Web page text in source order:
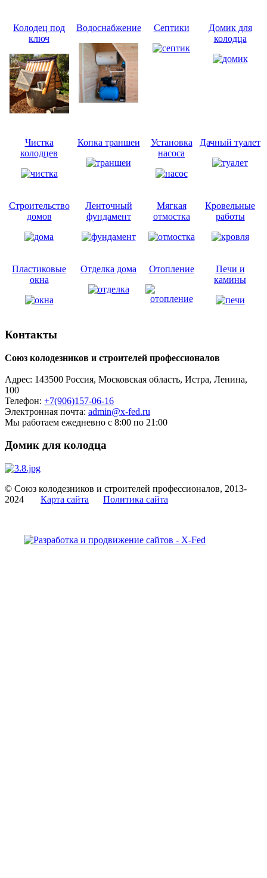
Колодец под
ключ
Водоснабжение Септики
Домик для
колодца
Чистка
колодцев
Копка траншеи
Установка
насоса
Дачный туалет
Строительство
домов
Ленточный
фундамент
Мягкая
отмостка
Кровельные
работы
Пластиковые
окна
Отделка дома Отопление
Печи и
камины
Контакты
Союз колодезников и строителей профессионалов
Адрес: 143500 Россия, Московская область, Истра, Ленина,
100
Телефон: +7(906)157-06-16
Электронная почта: admin@x-fed.ru
Мы работаем ежедневно с 8:00 по 21:00
Домик для колодца
© Союз колодезников и строителей профессионалов, 2013-
2024 Карта сайта Политика сайта